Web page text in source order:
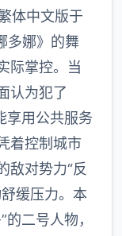
体中文版于
多娜》的舞
际掌控。当
认为犯了
享用公共服务
着控制城市
敌对势力“反
缓压力。本
二号人物，